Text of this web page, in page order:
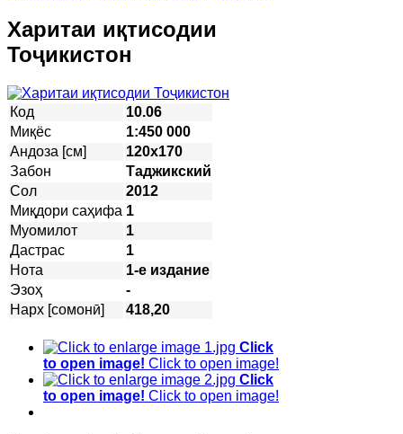
Харитаи иқтисодии
Тоҷикистон
Код
10.06
Миқёс
1:450 000
Андоза [см]
120х170
Забон
Таджикский
Сол
2012
Миқдори саҳифа 1
Муомилот
1
Дастрас
1
Нота
1-е издание
Эзоҳ
-
Нарх [сомонӣ]
418,20
Click
to open image! Click to open image!
Click
to open image! Click to open image!